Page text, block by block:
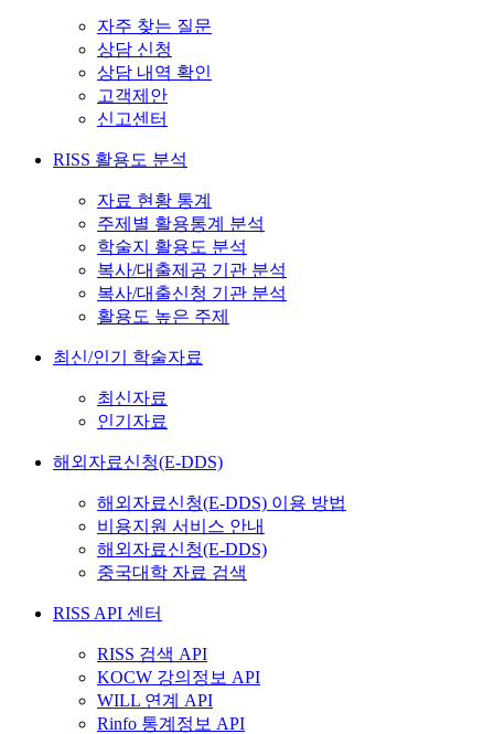
자주 찾는 질문
상담 신청
상담 내역 확인
고객제안
신고센터
RISS 활용도 분석
자료 현황 통계
주제별 활용통계 분석
학술지 활용도 분석
복사/대출제공 기관 분석
복사/대출신청 기관 분석
활용도 높은 주제
최신/인기 학술자료
최신자료
인기자료
해외자료신청(E-DDS)
해외자료신청(E-DDS) 이용 방법
비용지원 서비스 안내
해외자료신청(E-DDS)
중국대학 자료 검색
RISS API 센터
RISS 검색 API
KOCW 강의정보 API
WILL 연계 API
Rinfo 통계정보 API